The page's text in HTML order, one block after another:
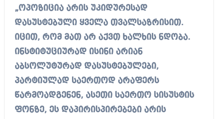
„ოპოზიცია არის უკიდურესად
დასუსტებული ყველა თვალსაზრისით.
იცით, რომ მათ არ აქვთ ხალხის ნდობა.
ინსტიტუციურად ისინი არიან
აბსოლუტურად დასუსტებულები,
პარტიულად საერთოდ არაფერს
წარმოადგენენ, ასეთი საერთო სისუსტის
ფონზე, ეს დაპირისპირებები არის